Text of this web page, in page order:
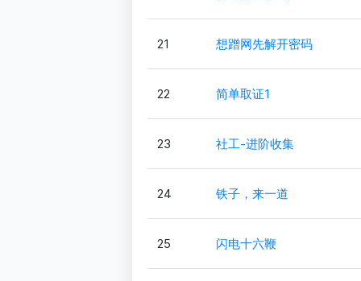
21 想蹭网先解开密码
22 简单取证1
23 社工-进阶收集
24 铁子，来一道
25 闪电十六鞭